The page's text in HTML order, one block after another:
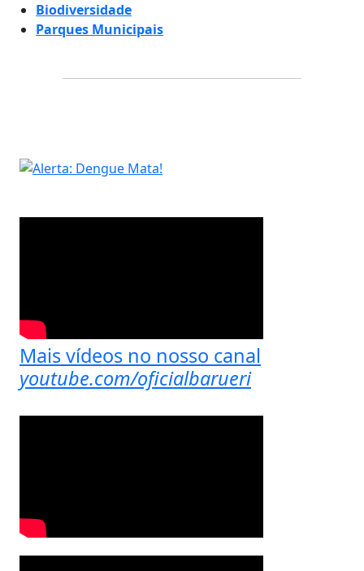
Biodiversidade
Parques Municipais
Mais vídeos no nosso canal
youtube.com/oficialbarueri